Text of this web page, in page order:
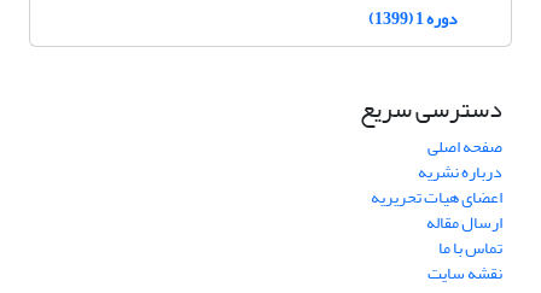
دوره 1 (1399)
دسترسی سریع
صفحه اصلی
درباره نشریه
اعضای هیات تحریریه
ارسال مقاله
تماس با ما
نقشه سایت